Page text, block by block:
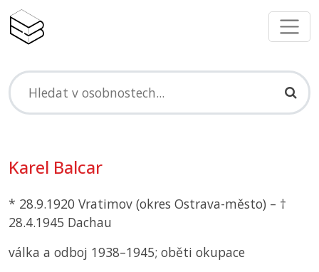
Karel Balcar
* 28.9.1920 Vratimov (okres Ostrava-město) – †
28.4.1945 Dachau
válka a odboj 1938–1945; oběti okupace